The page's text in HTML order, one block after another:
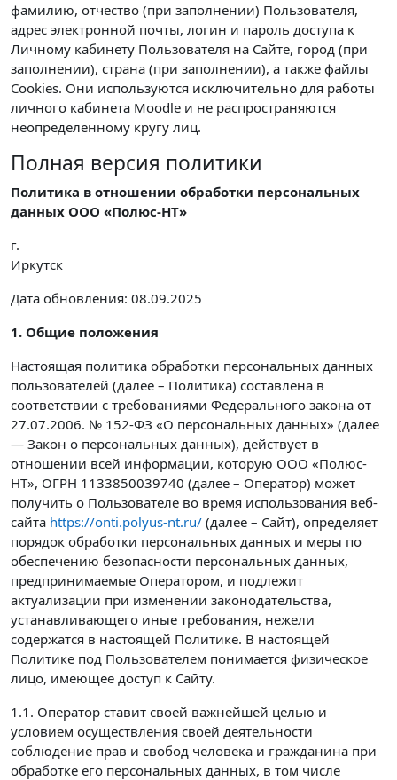
фамилию, отчество (при заполнении) Пользователя,
адрес электронной почты, логин и пароль доступа к
Личному кабинету Пользователя на Сайте, город (при
заполнении), страна (при заполнении), а также файлы
Cookies. Они используются исключительно для работы
личного кабинета Moodle и не распространяются
неопределенному кругу лиц.
Полная версия политики
Политика в отношении обработки персональных
данных ООО «Полюс-НТ»
г.
Иркутск
Дата обновления: 08.09.2025
1. Общие положения
Настоящая политика обработки персональных данных
пользователей (далее – Политика) составлена в
соответствии с требованиями Федерального закона от
27.07.2006. № 152-ФЗ «О персональных данных» (далее
— Закон о персональных данных), действует в
отношении всей информации, которую ООО «Полюс-
НТ», ОГРН 1133850039740 (далее – Оператор) может
получить о Пользователе во время использования веб-
сайта https://onti.polyus-nt.ru/ (далее – Сайт), определяет
порядок обработки персональных данных и меры по
обеспечению безопасности персональных данных,
предпринимаемые Оператором, и подлежит
актуализации при изменении законодательства,
устанавливающего иные требования, нежели
содержатся в настоящей Политике. В настоящей
Политике под Пользователем понимается физическое
лицо, имеющее доступ к Сайту.
1.1. Оператор ставит своей важнейшей целью и
условием осуществления своей деятельности
соблюдение прав и свобод человека и гражданина при
обработке его персональных данных, в том числе